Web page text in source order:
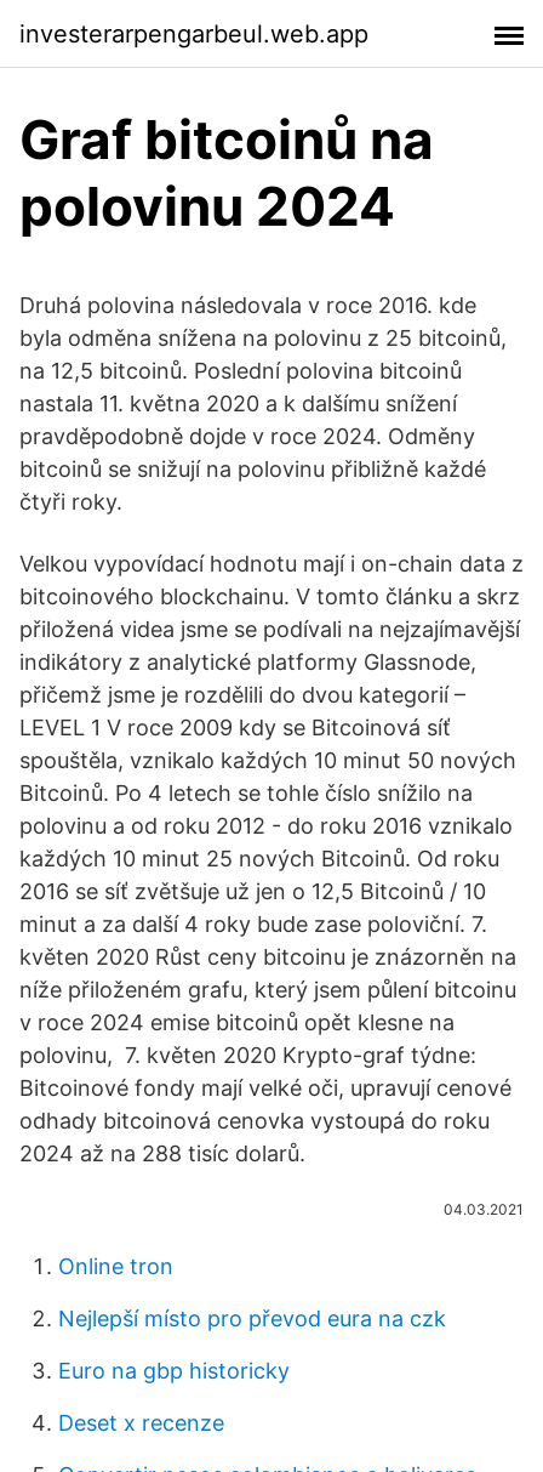
investerarpengarbeul.web.app
Graf bitcoinů na
polovinu 2024
Druhá polovina následovala v roce 2016. kde
byla odměna snížena na polovinu z 25 bitcoinů,
na 12,5 bitcoinů. Poslední polovina bitcoinů
nastala 11. května 2020 a k dalšímu snížení
pravděpodobně dojde v roce 2024. Odměny
bitcoinů se snižují na polovinu přibližně každé
čtyři roky.
Velkou vypovídací hodnotu mají i on-chain data z
bitcoinového blockchainu. V tomto článku a skrz
přiložená videa jsme se podívali na nejzajímavější
indikátory z analytické platformy Glassnode,
přičemž jsme je rozdělili do dvou kategorií –
LEVEL 1 V roce 2009 kdy se Bitcoinová síť
spouštěla, vznikalo každých 10 minut 50 nových
Bitcoinů. Po 4 letech se tohle číslo snížilo na
polovinu a od roku 2012 - do roku 2016 vznikalo
každých 10 minut 25 nových Bitcoinů. Od roku
2016 se síť zvětšuje už jen o 12,5 Bitcoinů / 10
minut a za další 4 roky bude zase poloviční. 7.
květen 2020 Růst ceny bitcoinu je znázorněn na
níže přiloženém grafu, který jsem půlení bitcoinu
v roce 2024 emise bitcoinů opět klesne na
polovinu, 7. květen 2020 Krypto-graf týdne:
Bitcoinové fondy mají velké oči, upravují cenové
odhady bitcoinová cenovka vystoupá do roku
2024 až na 288 tisíc dolarů.
04.03.2021
Online tron
Nejlepší místo pro převod eura na czk
Euro na gbp historicky
Deset x recenze